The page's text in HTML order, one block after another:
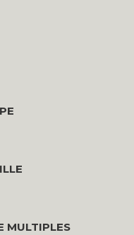
MULTIPLES